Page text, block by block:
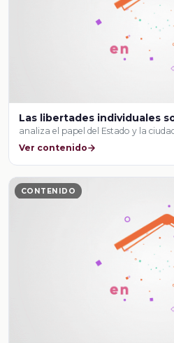
Las libertades individuales
analiza el papel del Estado y la
Ver contenido
CONTENIDO